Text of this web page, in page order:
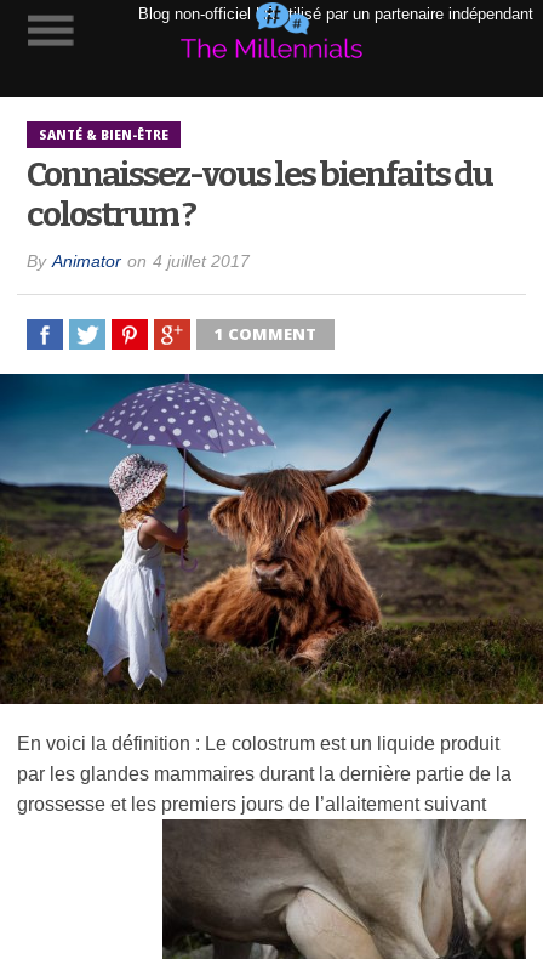
Blog non-officiel LR utilisé par un partenaire indépendant
SANTÉ & BIEN-ÊTRE
Connaissez-vous les bienfaits du
colostrum ?
By Animator on 4 juillet 2017
1 COMMENT
En voici la définition : Le colostrum est un liquide produit
par les glandes mammaires durant la dernière partie de la
grossesse et les premiers jours de l’allaitement suivant